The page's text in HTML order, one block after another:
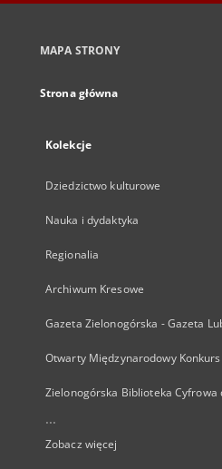
MAPA STRONY
Strona główna
Kolekcje
Dziedzictwo kulturowe
Nauka i dydaktyka
Regionalia
Archiwum Kresowe
Gazeta Zielonogórska - Gazeta
Otwarty Międzynarodowy
Zielonogórska Biblioteka Cyfrowa
...
Zobacz więcej